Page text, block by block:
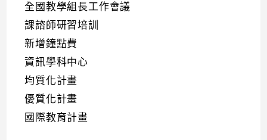
全國教學組長工作會議
課諮師研習培訓
新增鐘點費
資訊學科中心
均質化計畫
優質化計畫
國際教育計畫